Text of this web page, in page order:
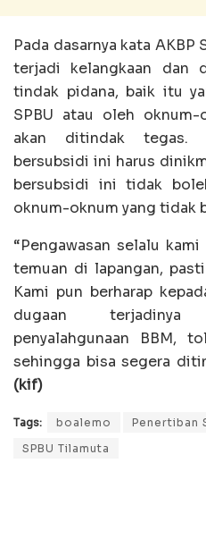
Pada dasarnya kata
terjadi kelangkaan dan
tindak pidana, baik itu
SPBU atau oleh oknum-
akan ditindak tegas.
bersubsidi ini harus
bersubsidi ini tidak
oknum-oknum yang tidak
“Pengawasan selalu
temuan di lapangan,
Kami pun berharap
dugaan terjadinya
penyalahgunaan BBM,
sehingga bisa segera
(kif)
Tags: boalemo Penertiban
SPBU Tilamuta